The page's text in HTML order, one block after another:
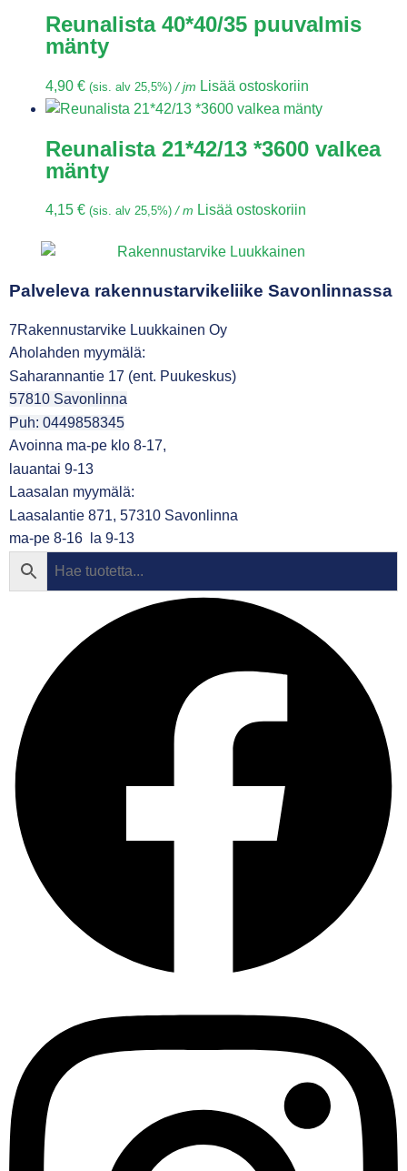
Reunalista 40*40/35 puuvalmis
mänty
4,90 € (sis. alv 25,5%) / jm Lisää ostoskoriin
Reunalista 21*42/13 *3600 valkea
mänty
4,15 € (sis. alv 25,5%) / m Lisää ostoskoriin
Palveleva rakennustarvikeliike Savonlinnassa
7Rakennustarvike Luukkainen Oy
Aholahden myymälä:
Saharannantie 17 (ent. Puukeskus)
57810 Savonlinna
Puh: 0449858345
Avoinna ma-pe klo 8-17,
lauantai 9-13
Laasalan myymälä:
Laasalantie 871, 57310 Savonlinna
ma-pe 8-16 la 9-13